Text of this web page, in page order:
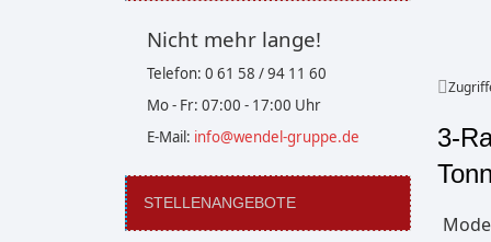
Nicht mehr lange!
Telefon: 0 61 58 / 94 11 60
Mo - Fr: 07:00 - 17:00 Uhr
E-Mail: info@wendel-gruppe.de
STELLENANGEBOTE
3-